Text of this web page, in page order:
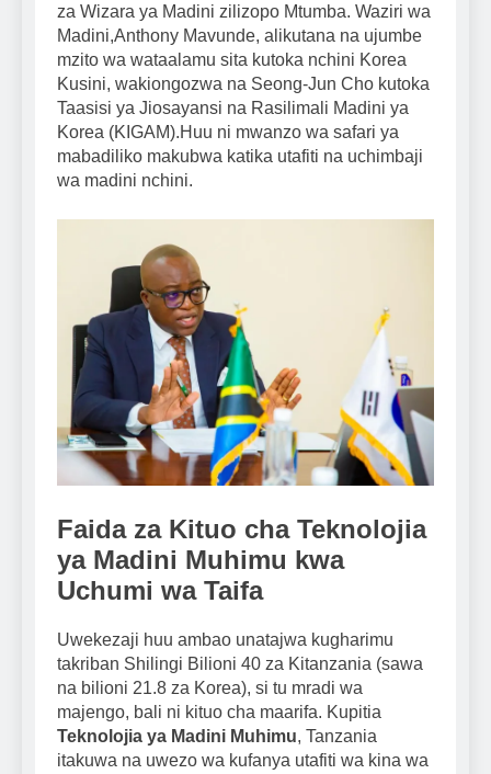
za Wizara ya Madini zilizopo Mtumba. Waziri wa
Madini,Anthony Mavunde, alikutana na ujumbe
mzito wa wataalamu sita kutoka nchini Korea
Kusini, wakiongozwa na Seong-Jun Cho kutoka
Taasisi ya Jiosayansi na Rasilimali Madini ya
Korea (KIGAM).Huu ni mwanzo wa safari ya
mabadiliko makubwa katika utafiti na uchimbaji
wa madini nchini.
Faida za Kituo cha Teknolojia
ya Madini Muhimu kwa
Uchumi wa Taifa
Uwekezaji huu ambao unatajwa kugharimu
takriban Shilingi Bilioni 40 za Kitanzania (sawa
na bilioni 21.8 za Korea), si tu mradi wa
majengo, bali ni kituo cha maarifa. Kupitia
Teknolojia ya Madini Muhimu, Tanzania
itakuwa na uwezo wa kufanya utafiti wa kina wa